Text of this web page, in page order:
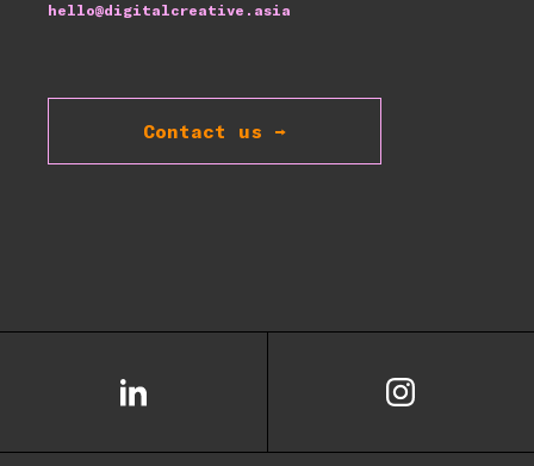
hello@digitalcreative.asia
Contact us →